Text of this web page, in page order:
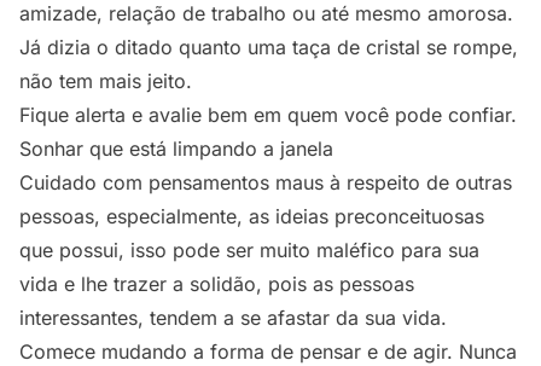
amizade, relação de trabalho ou até mesmo amorosa.
Já dizia o ditado quanto uma taça de cristal se rompe,
não tem mais jeito.
Fique alerta e avalie bem em quem você pode confiar.
Sonhar que está limpando a janela
Cuidado com pensamentos maus à respeito de outras
pessoas, especialmente, as ideias preconceituosas
que possui, isso pode ser muito maléfico para sua
vida e lhe trazer a solidão, pois as pessoas
interessantes, tendem a se afastar da sua vida.
Comece mudando a forma de pensar e de agir. Nunca